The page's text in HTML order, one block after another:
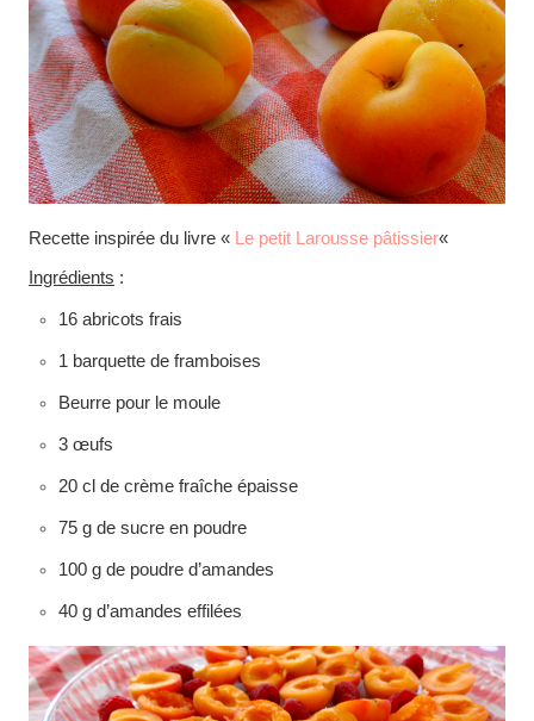
Recette inspirée du livre « Le petit Larousse pâtissier«
Ingrédients :
16 abricots frais
1 barquette de framboises
Beurre pour le moule
3 œufs
20 cl de crème fraîche épaisse
75 g de sucre en poudre
100 g de poudre d’amandes
40 g d’amandes effilées